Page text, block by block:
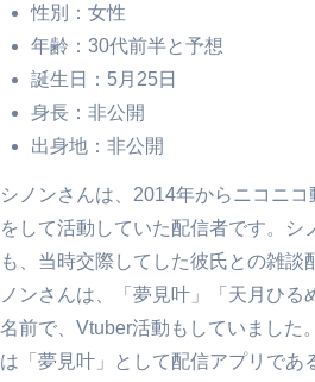
性別：女性
年齢：30代前半と予想
誕生日：5月25日
身長：非公開
出身地：非公開
シノンさんは、2014年からニコニ
をして活動していた配信者です。シ
も、当時交際してした彼氏との雑談
ノンさんは、「夢見叶」「天月ひる
名前で、Vtuber活動もしていました
は「夢見叶」として配信アプリであ